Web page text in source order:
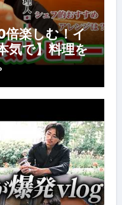
倍楽しむ！イ
気で】料理を